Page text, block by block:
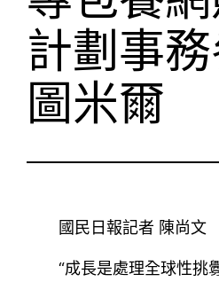
計劃事
圖米爾
國民日報記者 陳尚文
“成長是處理全球性挑